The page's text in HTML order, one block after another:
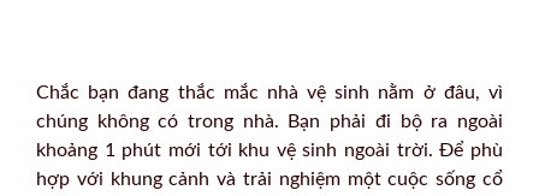
Chắc bạn đang thắc mắc nhà vệ sinh nằm ở đâu, vì
chúng không có trong nhà. Bạn phải đi bộ ra ngoài
khoảng 1 phút mới tới khu vệ sinh ngoài trời. Để phù
hợp với khung cảnh và trải nghiệm một cuộc sống cổ